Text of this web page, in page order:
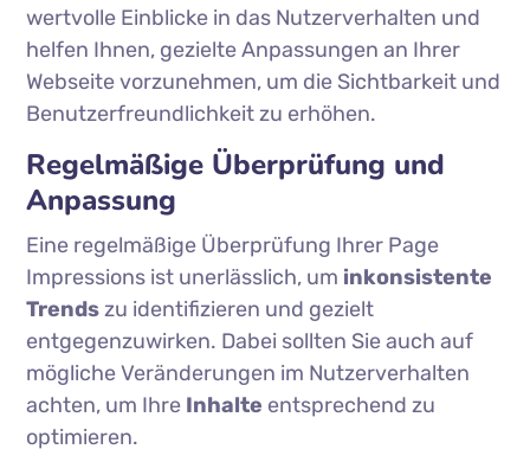
wertvolle Einblicke in das Nutzerverhalten und
helfen Ihnen, gezielte Anpassungen an Ihrer
Webseite vorzunehmen, um die Sichtbarkeit und
Benutzerfreundlichkeit zu erhöhen.
Regelmäßige Überprüfung und
Anpassung
Eine regelmäßige Überprüfung Ihrer Page
Impressions ist unerlässlich, um inkonsistente
Trendszu identifizieren und gezielt
entgegenzuwirken. Dabei sollten Sie auch auf
mögliche Veränderungen im Nutzerverhalten
achten, um Ihre Inhalte entsprechend zu
optimieren.